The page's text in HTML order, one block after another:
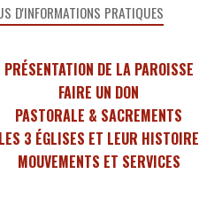
D'INFORMATIONS PRATIQUES
PRÉSENTATION DE LA PAROISSE
FAIRE UN DON
PASTORALE & SACREMENTS
3 ÉGLISES ET LEUR HISTOIRE
MOUVEMENTS ET SERVICES